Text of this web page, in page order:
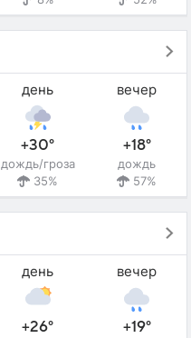
день
+30°
дождь/гроза
35%
вечер
+18°
дождь
57%
день
+26°
вечер
+19°